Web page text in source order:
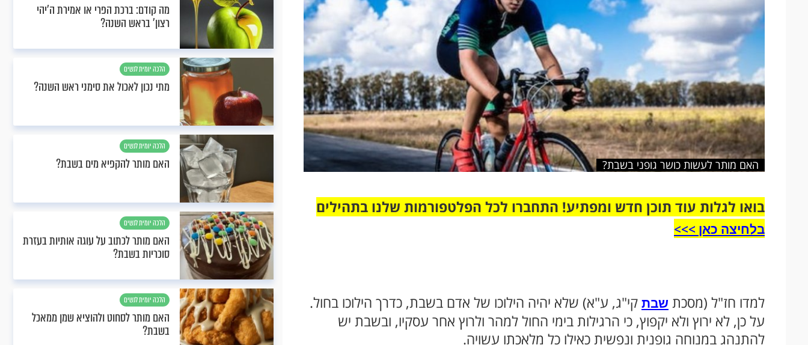
האם מותר לעשות כושר גופני בשבת?
בואו לגלות עוד תוכן חדש ומפתיע! התחברו לכל הפלטפורמות שלנו בתהילים
בלחיצה כאן >>>​
למדו חז"ל (מסכת שבת קי"ג, ע"א) שלא יהיה הילוכו של אדם בשבת, כדרך הילוכו בחול.
על כן, לא ירוץ ולא יקפוץ, כי הרגילות בימי החול למהר ולרוץ אחר עסקיו, ובשבת יש
להתנהג במנוחה גופנית ונפשית כאילו כל מלאכתו עשויה.
מה קודם: ברכת הפרי או אמירת ה'יהי
רצון' בראש השנה?
הלכה יומית לנשים
מתי נכון לאכול את סימני ראש השנה?
הלכה יומית לנשים
האם מותר להקפיא מים בשבת?
הלכה יומית לנשים
האם מותר לכתוב על עוגה אותיות בעזרת
סוכריות בשבת?
הלכה יומית לנשים
האם מותר לסחוט ולהוציא שמן ממאכל
בשבת?